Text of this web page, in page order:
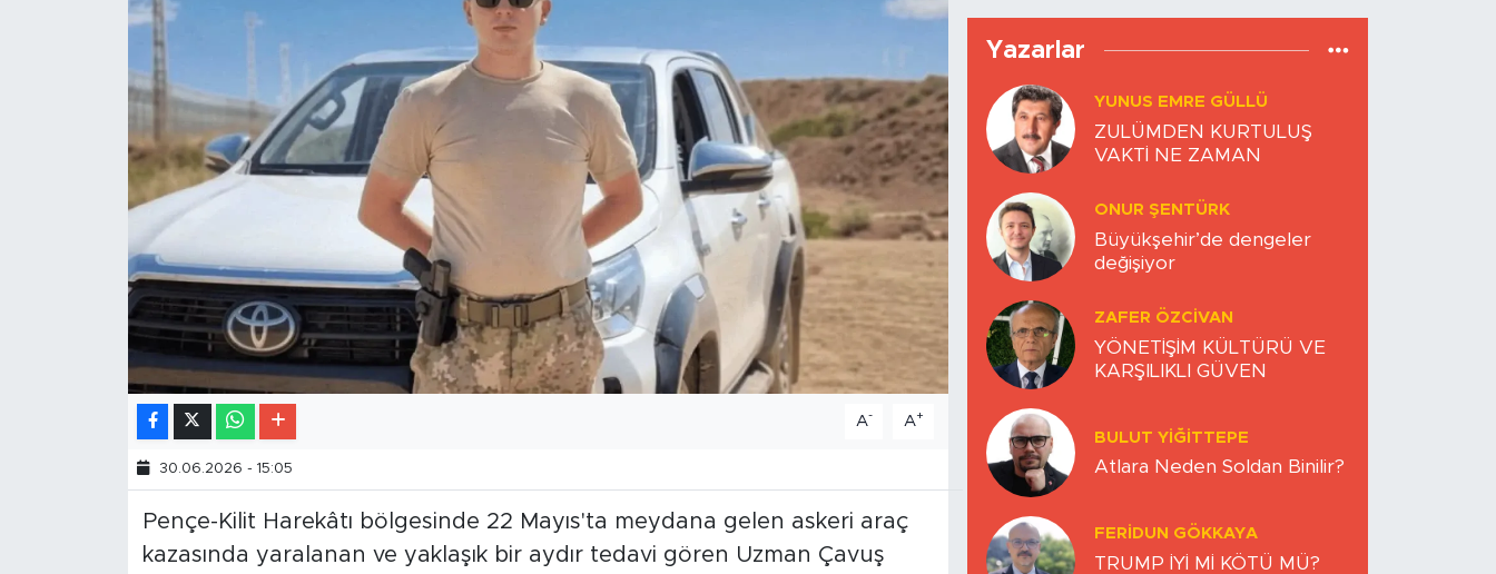
A- A+
30.06.2026 - 15:05
Pençe-Kilit Harekâtı bölgesinde 22 Mayıs'ta meydana gelen askeri araç
kazasında yaralanan ve yaklaşık bir aydır tedavi gören Uzman Çavuş
Yazarlar
YUNUS EMRE GÜLLÜ
ZULÜMDEN KURTULUŞ
VAKTİ NE ZAMAN
ONUR ŞENTÜRK
Büyükşehir’de dengeler
değişiyor
ZAFER ÖZCIVAN
YÖNETİŞİM KÜLTÜRÜ VE
KARŞILIKLI GÜVEN
BULUT YİĞİTTEPE
Atlara Neden Soldan Binilir?
FERIDUN GÖKKAYA
TRUMP İYİ Mİ KÖTÜ MÜ?